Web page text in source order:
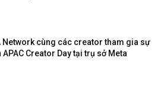
Network cùng các creator tham gia sự
APAC Creator Day tại trụ sở Meta